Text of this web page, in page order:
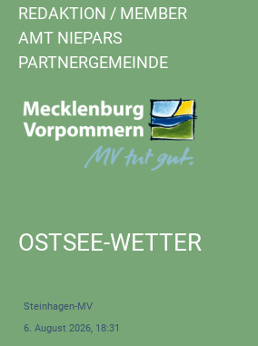
REDAKTION / MEMBER
AMT NIEPARS
PARTNERGEMEINDE
OSTSEE-WETTER
Steinhagen-MV
6. August 2026, 18:31